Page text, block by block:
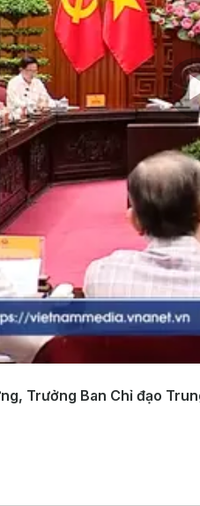
Trưởng Ban Chỉ đạo